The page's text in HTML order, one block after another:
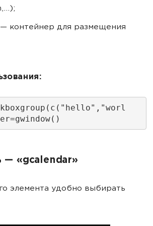
контейнер для размещения
— «gcalendar»
элемента удобно выбирать